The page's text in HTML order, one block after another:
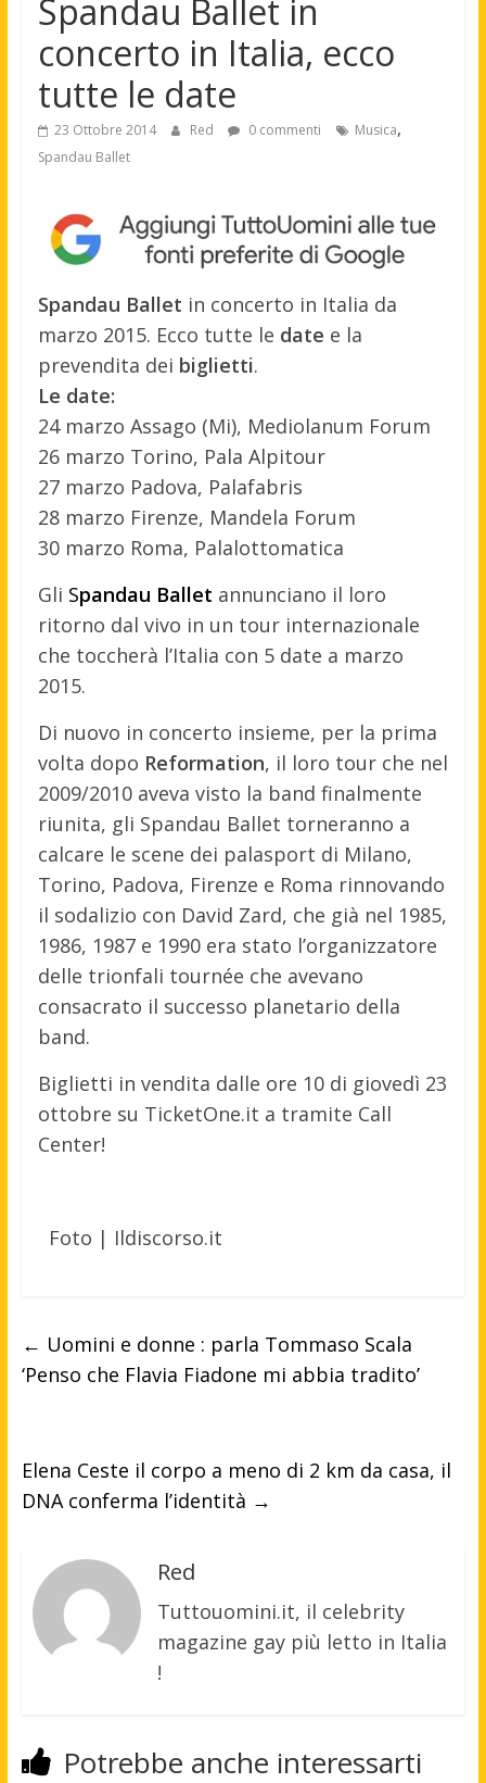
Spandau Ballet in
concerto in Italia, ecco
tutte le date
23 Ottobre 2014 Red 0 commenti Musica,
Spandau Ballet
Spandau Ballet in concerto in Italia da
marzo 2015. Ecco tutte le date e la
prevendita dei biglietti.
Le date:
24 marzo Assago (Mi), Mediolanum Forum
26 marzo Torino, Pala Alpitour
27 marzo Padova, Palafabris
28 marzo Firenze, Mandela Forum
30 marzo Roma, Palalottomatica
Gli Spandau Ballet annunciano il loro
ritorno dal vivo in un tour internazionale
che toccherà l’Italia con 5 date a marzo
2015.
Di nuovo in concerto insieme, per la prima
volta dopo Reformation, il loro tour che nel
2009/2010 aveva visto la band finalmente
riunita, gli Spandau Ballet torneranno a
calcare le scene dei palasport di Milano,
Torino, Padova, Firenze e Roma rinnovando
il sodalizio con David Zard, che già nel 1985,
1986, 1987 e 1990 era stato l’organizzatore
delle trionfali tournée che avevano
consacrato il successo planetario della
band.
Biglietti in vendita dalle ore 10 di giovedì 23
ottobre su TicketOne.it a tramite Call
Center!
Foto | Ildiscorso.it
← Uomini e donne : parla Tommaso Scala
‘Penso che Flavia Fiadone mi abbia tradito’
Elena Ceste il corpo a meno di 2 km da casa, il
DNA conferma l’identità →
Red
Tuttouomini.it, il celebrity
magazine gay più letto in Italia
!
Potrebbe anche interessarti